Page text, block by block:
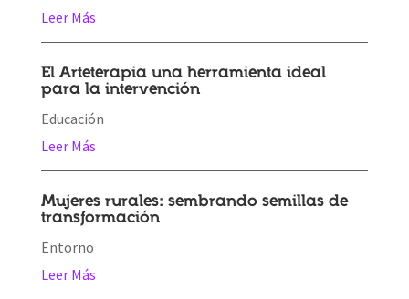
Leer Más
El Arteterapia una herramienta ideal
para la intervención
Educación
Leer Más
Mujeres rurales: sembrando semillas de
transformación
Entorno
Leer Más